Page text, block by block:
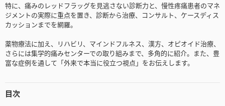
特に、痛みのレッドフラッグを見逃さない診断力と、慢性疼痛患者のマネ
ジメントの実際に重点を置き、診断から治療、コンサルト、ケースディス
カッションまでを網羅。
薬物療法に加え、リハビリ、マインドフルネス、漢方、オピオイド治療、
さらには集学的痛みセンターでの取り組みまで、多角的に紹介。また、豊
富な症例を通して「外来で本当に役立つ視点」をお伝えします。
目次